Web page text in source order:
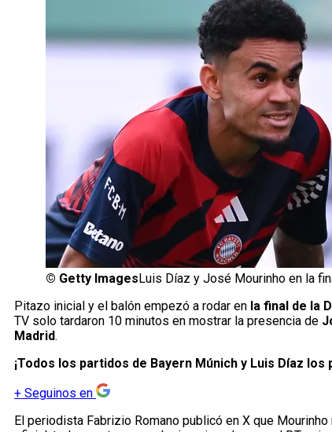
© Getty Images Luis Díaz y José Mourinho en la
Pitazo inicial y el balón empezó a rodar en la final de la
TV solo tardaron 10 minutos en mostrar la presencia de
Madrid.
¡Todos los partidos de Bayern Múnich y Luis Díaz
+ Seguinos en
El periodista Fabrizio Romano publicó en X que Mourinho